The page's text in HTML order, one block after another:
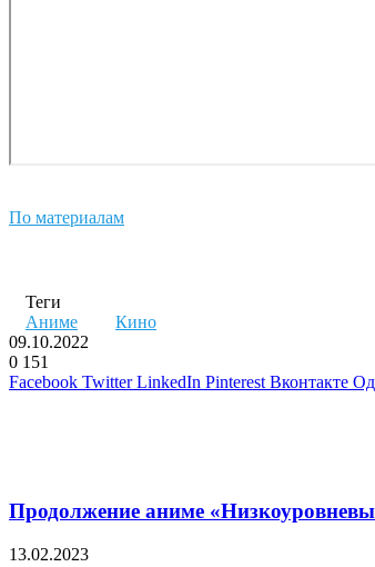
По материалам
Теги
Аниме
Кино
09.10.2022
0 151
Facebook Twitter LinkedIn Pinterest Вконтакте
Продолжение аниме
13.02.2023